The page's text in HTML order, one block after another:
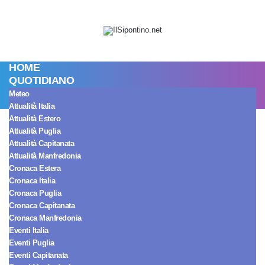
HOME
QUOTIDIANO
Meteo
Attualità Italia
Attualità Estero
Attualità Puglia
Attualità Capitanata
Attualità Manfredonia
Cronaca Estera
Cronaca Italia
Cronaca Puglia
Cronaca Capitanata
Cronaca Manfredonia
Eventi Italia
Eventi Puglia
Eventi Capitanata
Spettacolo Italia
GF Vip Lucia Ilardo
non si fida di
Renato, il suo
cambiamento la